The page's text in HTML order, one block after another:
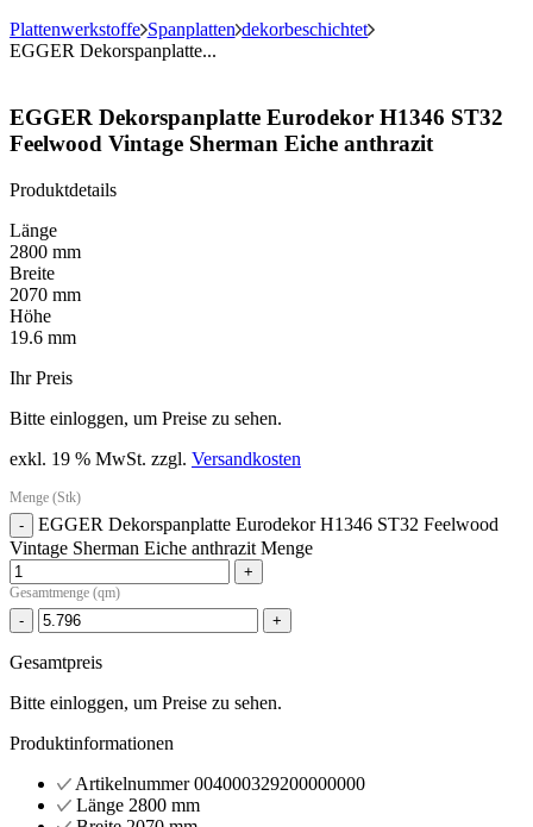
Plattenwerkstoffe Spanplatten dekorbeschichtet
EGGER Dekorspanplatte...
EGGER Dekorspanplatte Eurodekor H1346 ST32
Feelwood Vintage Sherman Eiche anthrazit
Produktdetails
Länge
2800 mm
Breite
2070 mm
Höhe
19.6 mm
Ihr Preis
Bitte einloggen, um Preise zu sehen.
exkl. 19 % MwSt. zzgl. Versandkosten
Menge (Stk)
-
EGGER Dekorspanplatte Eurodekor H1346 ST32 Feelwood
Vintage Sherman Eiche anthrazit Menge
+
Gesamtmenge (qm)
- +
Gesamtpreis
Bitte einloggen, um Preise zu sehen.
Produktinformationen
Artikelnummer 004000329200000000
Länge 2800 mm